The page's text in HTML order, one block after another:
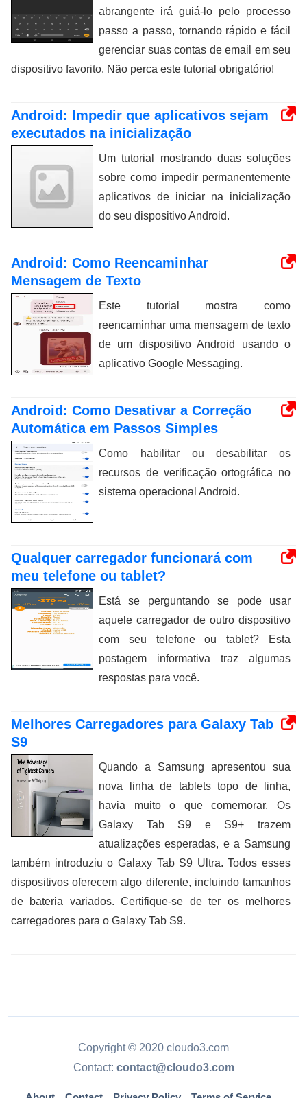
abrangente irá guiá-lo pelo processo
passo a passo, tornando rápido e fácil
gerenciar suas contas de email em seu
dispositivo favorito. Não perca este tutorial obrigatório!
Android: Impedir que aplicativos sejam
executados na inicialização
Um tutorial mostrando duas soluções
sobre como impedir permanentemente
aplicativos de iniciar na inicialização
do seu dispositivo Android.
Android: Como Reencaminhar
Mensagem de Texto
Este tutorial mostra como
reencaminhar uma mensagem de texto
de um dispositivo Android usando o
aplicativo Google Messaging.
Android: Como Desativar a Correção
Automática em Passos Simples
Como habilitar ou desabilitar os
recursos de verificação ortográfica no
sistema operacional Android.
Qualquer carregador funcionará com
meu telefone ou tablet?
Está se perguntando se pode usar
aquele carregador de outro dispositivo
com seu telefone ou tablet? Esta
postagem informativa traz algumas
respostas para você.
Melhores Carregadores para Galaxy Tab
S9
Quando a Samsung apresentou sua
nova linha de tablets topo de linha,
havia muito o que comemorar. Os
Galaxy Tab S9 e S9+ trazem
atualizações esperadas, e a Samsung
também introduziu o Galaxy Tab S9 Ultra. Todos esses
dispositivos oferecem algo diferente, incluindo tamanhos
de bateria variados. Certifique-se de ter os melhores
carregadores para o Galaxy Tab S9.
Copyright © 2020 cloudo3.com
Contact: contact@cloudo3.com